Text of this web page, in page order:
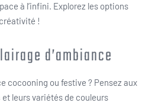
à l’infini. Explorez les options
!
d’ambiance
cocooning ou festive ? Pensez aux
et leurs variétés de couleurs